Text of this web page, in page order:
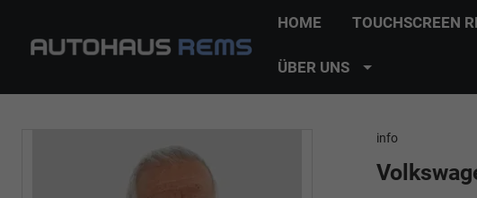
HOME TOUCHSCREEN
ÜBER UNS
info